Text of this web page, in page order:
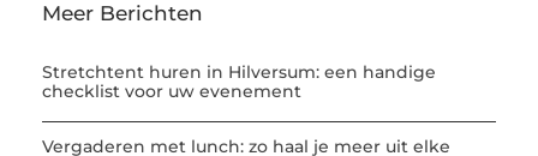
Meer Berichten
Stretchtent huren in Hilversum: een handige
checklist voor uw evenement
Vergaderen met lunch: zo haal je meer uit elke